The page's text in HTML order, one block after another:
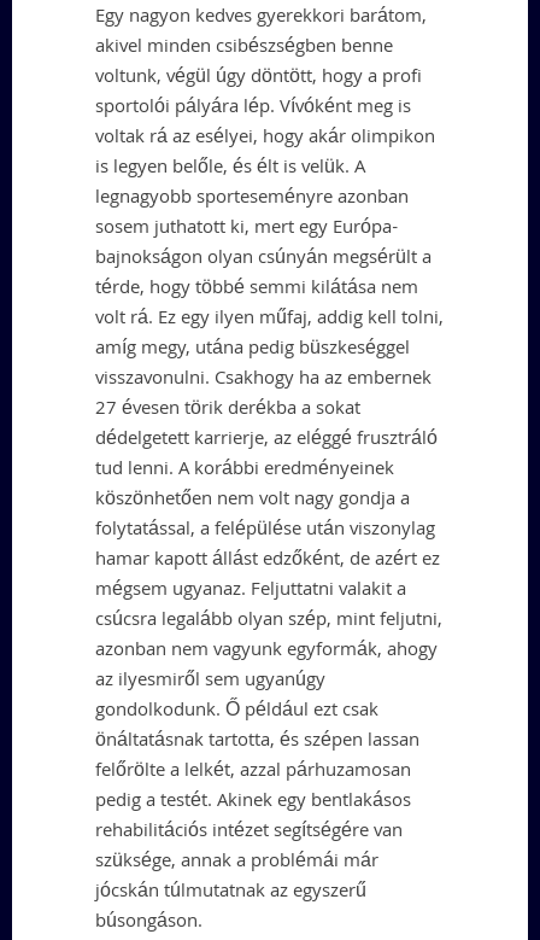
Egy nagyon kedves gyerekkori barátom,
akivel minden csibészségben benne
voltunk, végül úgy döntött, hogy a profi
sportolói pályára lép. Vívóként meg is
voltak rá az esélyei, hogy akár olimpikon
is legyen belőle, és élt is velük. A
legnagyobb sporteseményre azonban
sosem juthatott ki, mert egy Európa-
bajnokságon olyan csúnyán megsérült a
térde, hogy többé semmi kilátása nem
volt rá. Ez egy ilyen műfaj, addig kell tolni,
amíg megy, utána pedig büszkeséggel
visszavonulni. Csakhogy ha az embernek
27 évesen törik derékba a sokat
dédelgetett karrierje, az eléggé frusztráló
tud lenni. A korábbi eredményeinek
köszönhetően nem volt nagy gondja a
folytatással, a felépülése után viszonylag
hamar kapott állást edzőként, de azért ez
mégsem ugyanaz. Feljuttatni valakit a
csúcsra legalább olyan szép, mint feljutni,
azonban nem vagyunk egyformák, ahogy
az ilyesmiről sem ugyanúgy
gondolkodunk. Ő például ezt csak
önáltatásnak tartotta, és szépen lassan
felőrölte a lelkét, azzal párhuzamosan
pedig a testét. Akinek egy bentlakásos
rehabilitációs intézet segítségére van
szüksége, annak a problémái már
jócskán túlmutatnak az egyszerű
búsongáson.